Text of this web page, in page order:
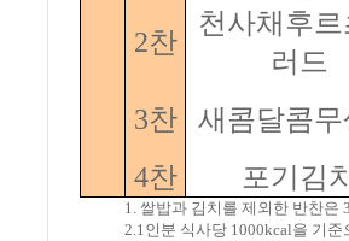
2찬
천사채후
러드
3찬
새콤달콤
4찬
포기김
1. 쌀밥과 김치를 제외한 반찬은
2.1인분 식사당 1000kcal을 기